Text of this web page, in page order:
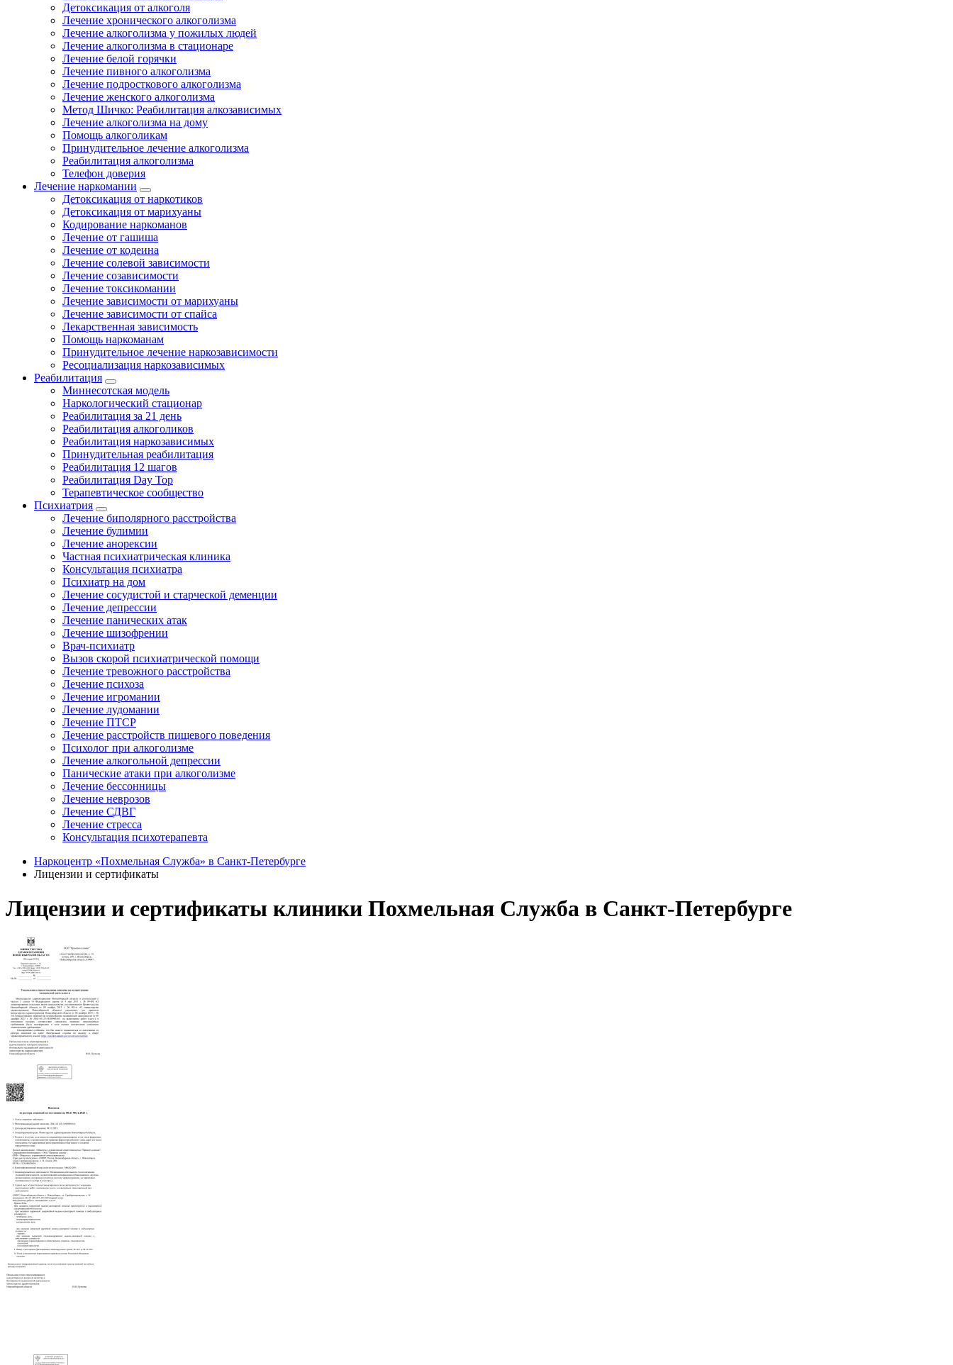
Детоксикация от алкоголя
Лечение хронического алкоголизма
Лечение алкоголизма у пожилых людей
Лечение алкоголизма в стационаре
Лечение белой горячки
Лечение пивного алкоголизма
Лечение подросткового алкоголизма
Лечение женского алкоголизма
Метод Шичко: Реабилитация алкозависимых
Лечение алкоголизма на дому
Помощь алкоголикам
Принудительное лечение алкоголизма
Реабилитация алкоголизма
Телефон доверия
Лечение наркомании
Детоксикация от наркотиков
Детоксикация от марихуаны
Кодирование наркоманов
Лечение от гашиша
Лечение от кодеина
Лечение солевой зависимости
Лечение созависимости
Лечение токсикомании
Лечение зависимости от марихуаны
Лечение зависимости от спайса
Лекарственная зависимость
Помощь наркоманам
Принудительное лечение наркозависимости
Ресоциализация наркозависимых
Реабилитация
Миннесотская модель
Наркологический стационар
Реабилитация за 21 день
Реабилитация алкоголиков
Реабилитация наркозависимых
Принудительная реабилитация
Реабилитация 12 шагов
Реабилитация Day Top
Терапевтическое сообщество
Психиатрия
Лечение биполярного расстройства
Лечение булимии
Лечение анорексии
Частная психиатрическая клиника
Консультация психиатра
Психиатр на дом
Лечение сосудистой и старческой деменции
Лечение депрессии
Лечение панических атак
Лечение шизофрении
Врач-психиатр
Вызов скорой психиатрической помощи
Лечение тревожного расстройства
Лечение психоза
Лечение игромании
Лечение лудомании
Лечение ПТСР
Лечение расстройств пищевого поведения
Психолог при алкоголизме
Лечение алкогольной депрессии
Панические атаки при алкоголизме
Лечение бессонницы
Лечение неврозов
Лечение СДВГ
Лечение стресса
Консультация психотерапевта
Наркоцентр «Похмельная Служба» в Санкт-Петербурге
Лицензии и сертификаты
Лицензии и сертификаты клиники Похмельная Служба в Санкт-Петербурге